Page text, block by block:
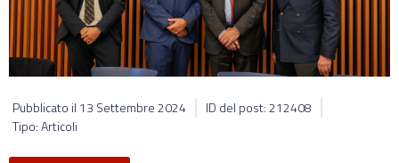
Pubblicato il 13 Settembre 2024
ID del post: 212408
Tipo: Articoli